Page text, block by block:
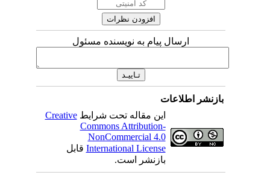
ارسال پیام به نویسنده مسئول
بازنشر اطلاعات
این مقاله تحت شرایطCreative
Commons Attribution-
NonCommercial 4.0
International Licenseقابل
بازنشر است.